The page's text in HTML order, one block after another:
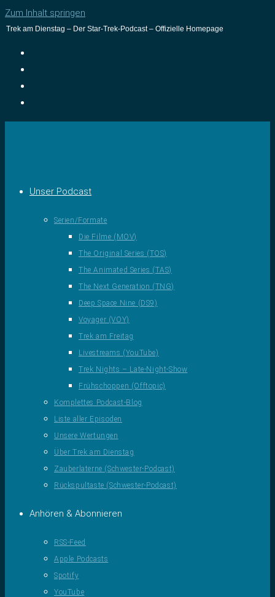
Zum Inhalt springen
Trek am Dienstag – Der Star-Trek-Podcast – Offizielle Homepage
Unser Podcast
Serien/Formate
Die Filme (MOV)
The Original Series (TOS)
The Animated Series (TAS)
The Next Generation (TNG)
Deep Space Nine (DS9)
Voyager (VOY)
Trek am Freitag
Livestreams (YouTube)
Trek Nights – Late-Night-Show
Frühschoppen (Offtopic)
Komplettes Podcast-Blog
Liste aller Episoden
Unsere Wertungen
Über Trek am Dienstag
Zauberlaterne (Schwester-Podcast)
Rückspultaste (Schwester-Podcast)
Anhören & Abonnieren
RSS-Feed
Apple Podcasts
Spotify
YouTube